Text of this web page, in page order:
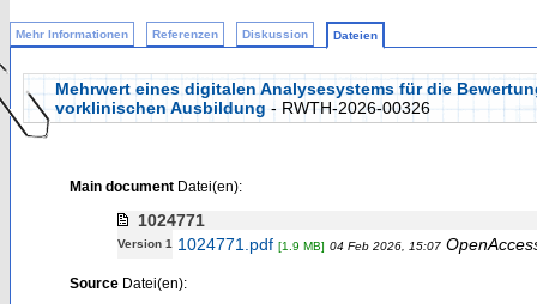
Mehr Informationen Referenzen Diskussion Dateien
Mehrwert eines digitalen Analysesystems für die
vorklinischen Ausbildung - RWTH-2026-00326
Main documentDatei(en):
1024771
Version 1 1024771.pdf [1.9 MB] 04 Feb 2026, 15:07
SourceDatei(en):